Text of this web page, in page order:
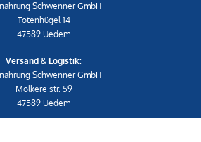
Schwenner GmbH
Totenhügel 14
47589 Uedem
Versand & Logistik:
Schwenner GmbH
Molkereistr. 59
47589 Uedem